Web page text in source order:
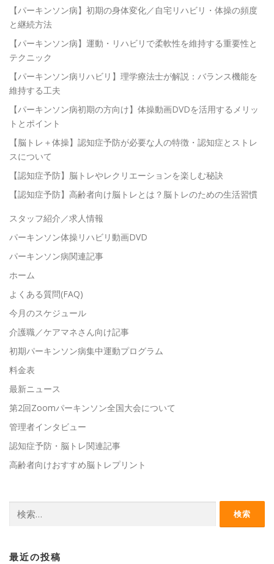
【パーキンソン病】初期の身体変化／自宅リハビリ・体操の頻度
と継続方法
【パーキンソン病】運動・リハビリで柔軟性を維持する重要性と
テクニック
【パーキンソン病リハビリ】理学療法士が解説：バランス機能を
維持する工夫
【パーキンソン病初期の方向け】体操動画DVDを活用するメリッ
トとポイント
【脳トレ＋体操】認知症予防が必要な人の特徴・認知症とストレ
スについて
【認知症予防】脳トレやレクリエーションを楽しむ秘訣
【認知症予防】高齢者向け脳トレとは？脳トレのための生活習慣
スタッフ紹介／求人情報
パーキンソン体操リハビリ動画DVD
パーキンソン病関連記事
ホーム
よくある質問(FAQ)
今月のスケジュール
介護職／ケアマネさん向け記事
初期パーキンソン病集中運動プログラム
料金表
最新ニュース
第2回Zoomパーキンソン全国大会について
管理者インタビュー
認知症予防・脳トレ関連記事
高齢者向けおすすめ脳トレプリント
索:
最近の投稿